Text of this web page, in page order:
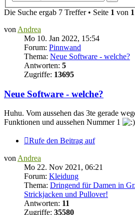
Die Suche ergab 7 Treffer • Seite 1 von 1
von Andrea
Mo 10. Jan 2022, 15:54
Forum: Pinnwand
Thema: Neue Software - welche?
Antworten: 5
Zugriffe: 13695
Neue Software - welche?
Huhu. Vom aussehen das 3te gerade
Funktionen und aussehen Nummer 1
Rufe den Beitrag auf
vonAndrea
Mo 22. Nov 2021, 06:21
Forum: Kleidung
Thema: Dringend für Damen in
Strickjacken und Pullover!
Antworten: 11
Zugriffe: 35580